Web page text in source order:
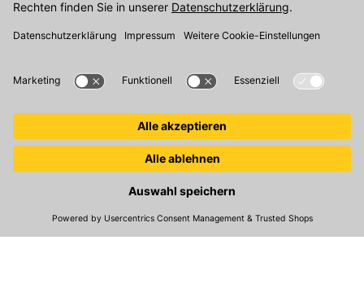
Den Kontakt direkt in unsere Niederlassungen finden Sie
© 2026 Kemmler Baustoffe GmbH